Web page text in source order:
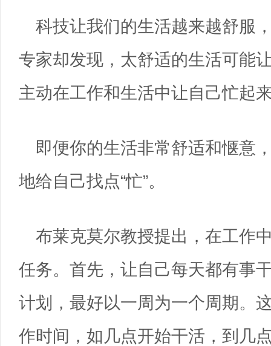
科技让我们的生活越来越舒服
专家却发现，太舒适的生活可能
主动在工作和生活中让自己忙起
即便你的生活非常舒适和惬意
地给自己找点“忙”。
布莱克莫尔教授提出，在工作
任务。首先，让自己每天都有事
计划，最好以一周为一个周期。
作时间，如几点开始干活，到几